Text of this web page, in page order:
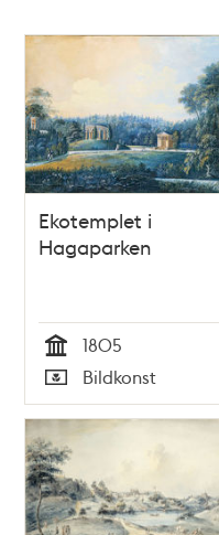
Ekotemplet i
Hagaparken
Tid
1805
Typ
Bildkonst